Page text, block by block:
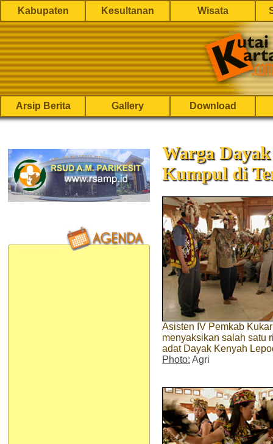
Kabupaten Kesultanan Wisata
Arsip Berita Gallery Download
Warga
Kumpul di
Asisten IV Pemkab
menyaksikan salah satu
adat Dayak Kenyah
Photo: Agri